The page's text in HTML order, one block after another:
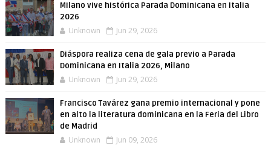
Milano vive histórica Parada Dominicana en Italia
2026
Unknown Jun 29, 2026
Diáspora realiza cena de gala previo a Parada
Dominicana en Italia 2026, Milano
Unknown Jun 29, 2026
Francisco Tavárez gana premio internacional y pone
en alto la literatura dominicana en la Feria del Libro
de Madrid
Unknown Jun 09, 2026